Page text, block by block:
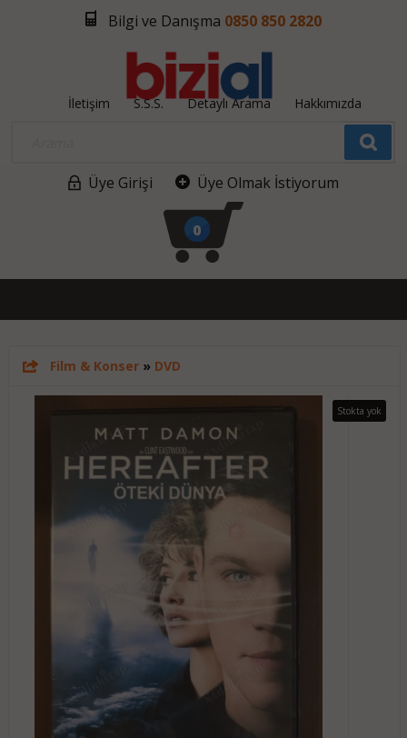
Bilgi ve Danışma 0850 850 2820
İletişim S.S.S. Detaylı Arama Hakkımızda
Üye Girişi Üye Olmak İstiyorum
0
Film & Konser» DVD
Stokta yok